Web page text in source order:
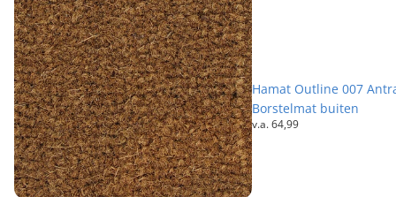
Hamat Outline 007
Borstelmat buiten
v.a.64,99